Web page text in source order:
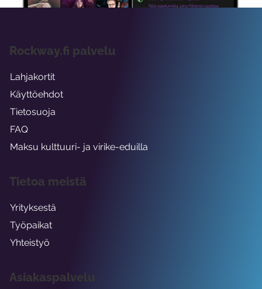
Asiakaspalvelu
Rockway.fi palvelu
Lahjakortit
Käyttöehdot
Tietosuoja
FAQ
Maksu kulttuuri- ja virike-eduilla
Tietoa meistä
Yrityksestä
Työpaikat
Yhteistyö